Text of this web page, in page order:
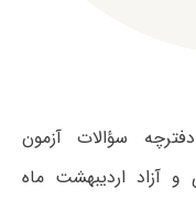
سؤالات آزمون
آزاد اردیبهشت ماه